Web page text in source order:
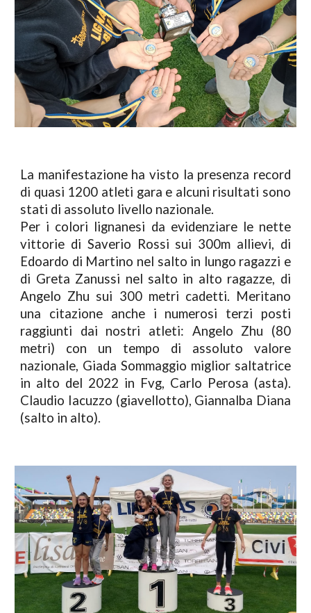
La manifestazione ha visto la presenza record
di quasi 1200 atleti gara e alcuni risultati sono
stati di assoluto livello nazionale.
Per i colori lignanesi da evidenziare le nette
vittorie di Saverio Rossi sui 300m allievi, di
Edoardo di Martino nel salto in lungo ragazzi e
di Greta Zanussi nel salto in alto ragazze, di
Angelo Zhu sui 300 metri cadetti. Meritano
una citazione anche i numerosi terzi posti
raggiunti dai nostri atleti: Angelo Zhu (80
metri) con un tempo di assoluto valore
nazionale, Giada Sommaggio miglior saltatrice
in alto del 2022 in Fvg, Carlo Perosa (asta).
Claudio Iacuzzo (giavellotto), Giannalba Diana
(salto in alto).